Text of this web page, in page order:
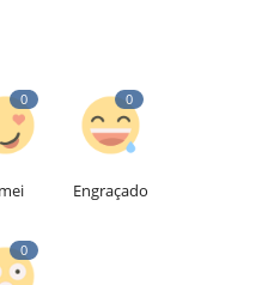
0 0
Engraçado
0